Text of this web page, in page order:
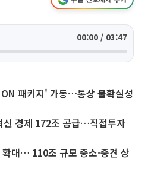
00:00 / 03:47
패키지' 가동…통상 불확실성
신 경제 172조 공급…직접투자
대… 110조 규모 중소·중견 상